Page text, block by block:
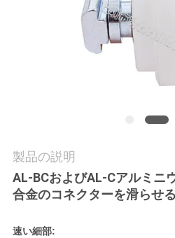
だ
さ
い
製品の説明
AL-BCおよびAL-Cアルミニ
合金のコネクターを滑らせ
速い細部: